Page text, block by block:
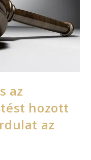
az
hozott
az